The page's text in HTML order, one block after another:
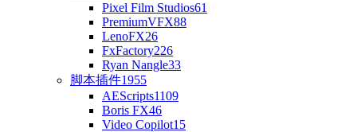
Pixel Film Studios61
PremiumVFX88
LenoFX26
FxFactory226
Ryan Nangle33
脚本插件1955
AEScripts1109
Boris FX46
Video Copilot15